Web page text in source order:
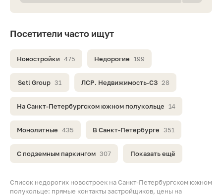
Список недорогих новостроек на Санкт-Петербургском южном
полукольце: прямые контакты застройщиков, цены на
Посетители часто ищут
Новостройки 475 Недорогие 199
Setl Group 31 ЛСР. Недвижимость-СЗ 28
На Санкт-Петербургском южном полукольце 14
Монолитные 435 В Санкт-Петербурге 351
С подземным паркингом 307 Показать ещё